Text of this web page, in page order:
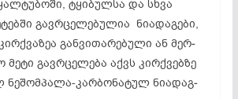
ტყი­ბულ­სა და სხვა
გავრ­­ცე­ლე­ბუ­ლია ნი­ად­აგ­ე­ბი,
გან­ვი­თა­რე­ბუ­ლი ან მერ­
გავრ­ცე­ლე­ბა აქვს კირ­ქვებ­ზე
ნე­შომ­პა­ლა-კარ­ბო­ნა­ტულ ნი­ად­აგ­